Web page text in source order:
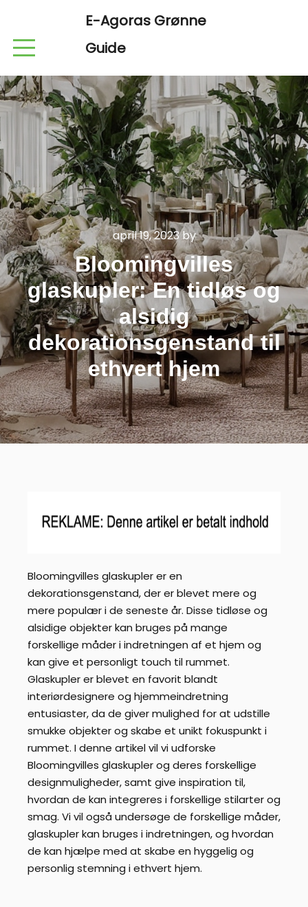
E-Agoras Grønne
Guide
april 19, 2023by
Bloomingvilles
glaskupler: En tidløs og
alsidig
dekorationsgenstand til
ethvert hjem
Bloomingvilles glaskupler er en
dekorationsgenstand, der er blevet mere og
mere populær i de seneste år. Disse tidløse og
alsidige objekter kan bruges på mange
forskellige måder i indretningen af et hjem og
kan give et personligt touch til rummet.
Glaskupler er blevet en favorit blandt
interiørdesignere og hjemmeindretning
entusiaster, da de giver mulighed for at udstille
smukke objekter og skabe et unikt fokuspunkt i
rummet. I denne artikel vil vi udforske
Bloomingvilles glaskupler og deres forskellige
designmuligheder, samt give inspiration til,
hvordan de kan integreres i forskellige stilarter og
smag. Vi vil også undersøge de forskellige måder,
glaskupler kan bruges i indretningen, og hvordan
de kan hjælpe med at skabe en hyggelig og
personlig stemning i ethvert hjem.